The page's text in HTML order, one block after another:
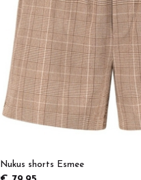
Nukus shorts Esmee